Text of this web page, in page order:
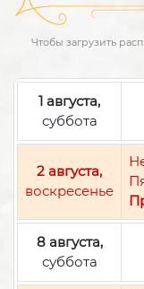
Чтобы загрузить
1 августа,
суббота
2 августа,
воскресенье
8 августа,
суббота